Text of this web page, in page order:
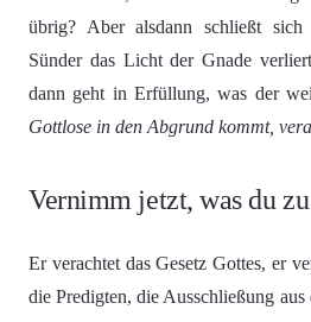
übrig? Aber alsdann schließt
Sünder das Licht der Gnade
dann geht in Erfüllung, was der
Gottlose in den Abgrund kommt,
Vernimm jetzt, was du
Er verachtet das Gesetz Gottes, er
die Predigten, die Ausschließung